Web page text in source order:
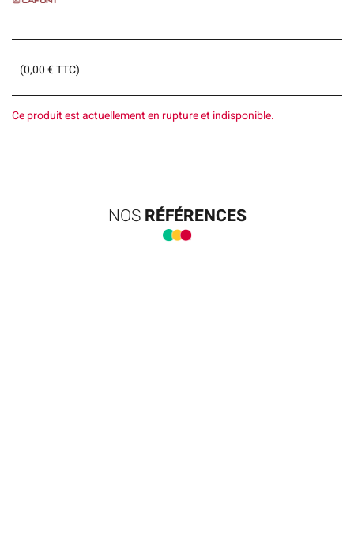
(0,00€TTC)
Ce produit est actuellement en rupture et indisponible.
NOSRÉFÉRENCES